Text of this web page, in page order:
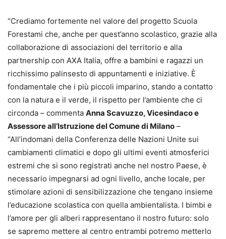
“Crediamo fortemente nel valore del progetto Scuola
Forestami che, anche per quest’anno scolastico, grazie alla
collaborazione di associazioni del territorio e alla
partnership con AXA Italia, offre a bambini e ragazzi un
ricchissimo palinsesto di appuntamenti e iniziative. È
fondamentale che i più piccoli imparino, stando a contatto
con la natura e il verde, il rispetto per l’ambiente che ci
circonda – commenta Anna Scavuzzo, Vicesindaco e
Assessore all’Istruzione del Comune di Milano –
“All’indomani della Conferenza delle Nazioni Unite sui
cambiamenti climatici e dopo gli ultimi eventi atmosferici
estremi che si sono registrati anche nel nostro Paese, è
necessario impegnarsi ad ogni livello, anche locale, per
stimolare azioni di sensibilizzazione che tengano insieme
l’educazione scolastica con quella ambientalista. I bimbi e
l’amore per gli alberi rappresentano il nostro futuro: solo
se sapremo mettere al centro entrambi potremo metterlo